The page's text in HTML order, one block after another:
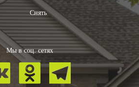
Снять
Мы в соц. сетях